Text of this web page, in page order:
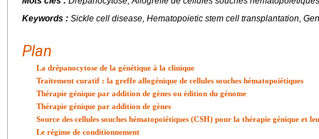
Keywords : Sickle cell disease, Hematopoietic stem cell transplantation,
Plan
La drépanocytose de la génétique à la clinique
Traitement curatif : la greffe allogénique de cellules souches hématopoïétiques
Thérapie génique par addition de gènes ou édition du génome
Thérapie génique par addition de gènes
Source des cellules souches hématopoïétiques (CSH) pour la thérapie génique et
Le régime de conditionnement